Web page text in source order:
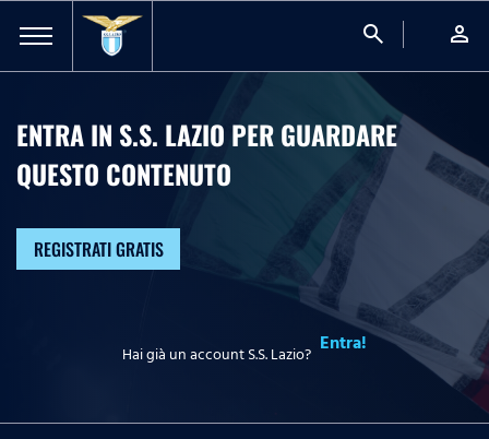
search person
ENTRA IN S.S. LAZIO PER GUARDARE
QUESTO CONTENUTO
REGISTRATI GRATIS
Hai già un account S.S. Lazio? Entra!